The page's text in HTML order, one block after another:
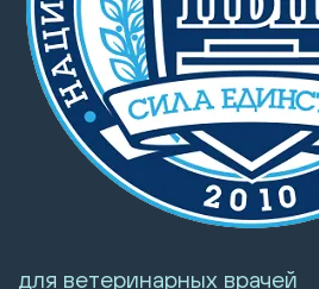
для ветеринарных врачей